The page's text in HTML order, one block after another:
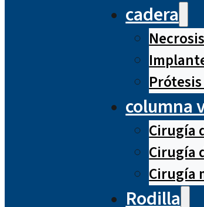
cadera
columna
Cirugía
Cirugía
Cirugía
Rodilla